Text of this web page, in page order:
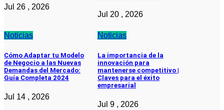
Jul 26 , 2026
Jul 20 , 2026
Noticias
Cómo Adaptar tu Modelo
de Negocio a las Nuevas
Demandas del Mercado:
Guía Completa 2024
Jul 14 , 2026
Noticias
La importancia de la
innovación para
mantenerse competitivo |
Claves para el éxito
empresarial
Jul 9 , 2026